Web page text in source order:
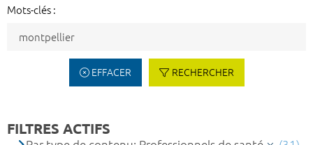
Mots-clés :
EFFACER RECHERCHER
FILTRES ACTIFS